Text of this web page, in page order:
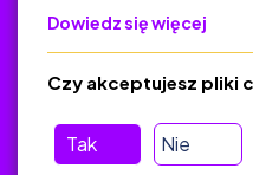
Polityka Prywatności
Regulamin
O platformie
Baza materiałów
Jak zostać autorem
Dowiedz się więcej
Tak Nie
Czy akceptujesz pliki